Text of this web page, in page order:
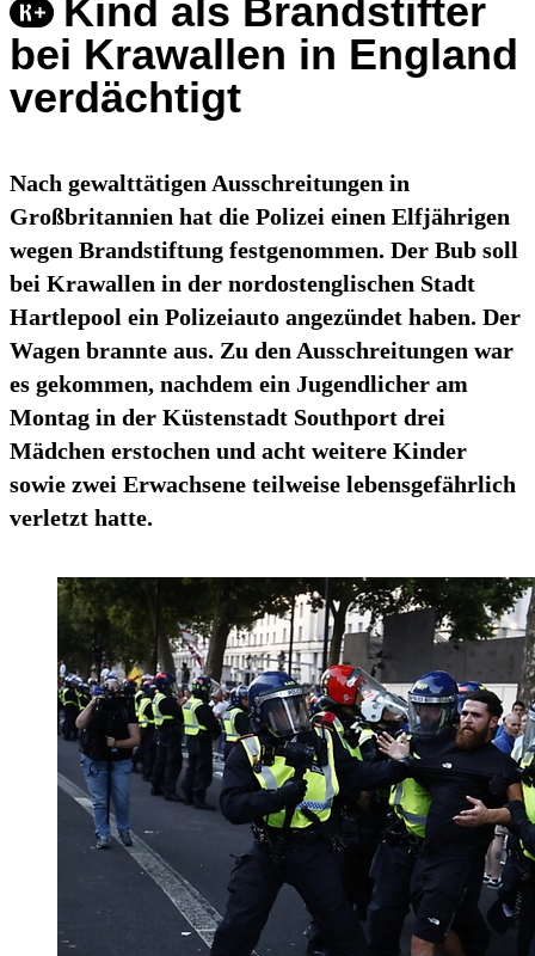
Kind als Brandstifter
bei Krawallen in England
verdächtigt
Nach gewalttätigen Ausschreitungen in
Großbritannien hat die Polizei einen Elfjährigen
wegen Brandstiftung festgenommen. Der Bub soll
bei Krawallen in der nordostenglischen Stadt
Hartlepool ein Polizeiauto angezündet haben. Der
Wagen brannte aus. Zu den Ausschreitungen war
es gekommen, nachdem ein Jugendlicher am
Montag in der Küstenstadt Southport drei
Mädchen erstochen und acht weitere Kinder
sowie zwei Erwachsene teilweise lebensgefährlich
verletzt hatte.